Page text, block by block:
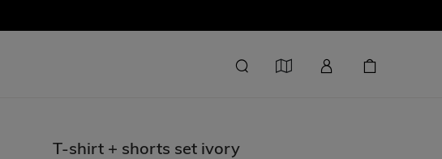
T-shirt + shorts set ivory